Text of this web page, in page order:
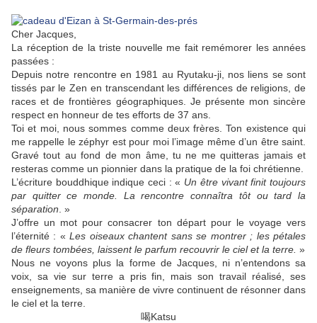
Cher Jacques,
La réception de la triste nouvelle me fait remémorer les années
passées :
Depuis notre rencontre en 1981 au Ryutaku-ji, nos liens se sont
tissés par le Zen en transcendant les différences de religions, de
races et de frontières géographiques. Je présente mon sincère
respect en honneur de tes efforts de 37 ans.
Toi et moi, nous sommes comme deux frères. Ton existence qui
me rappelle le zéphyr est pour moi l’image même d’un être saint.
Gravé tout au fond de mon âme, tu ne me quitteras jamais et
resteras comme un pionnier dans la pratique de la foi chrétienne.
L’écriture bouddhique indique ceci : « Un être vivant finit toujours
par quitter ce monde. La rencontre connaîtra tôt ou tard la
séparation . »
J’offre un mot pour consacrer ton départ pour le voyage vers
l’éternité : «Les oiseaux chantent sans se montrer ; les pétales
de fleurs tombées, laissent le parfum recouvrir le ciel et la terre. »
Nous ne voyons plus la forme de Jacques, ni n’entendons sa
voix, sa vie sur terre a pris fin, mais son travail réalisé, ses
enseignements, sa manière de vivre continuent de résonner dans
le ciel et la terre.
喝Katsu